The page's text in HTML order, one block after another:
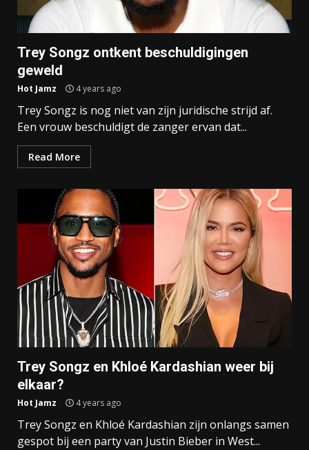
Trey Songz ontkent beschuldigingen
geweld
Hot Jamz 4 years ago
Trey Songz is nog niet van zijn juridische strijd af.
Een vrouw beschuldigt de zanger ervan dat...
Read More
Trey Songz en Khloé Kardashian weer bij
elkaar?
Hot Jamz 4 years ago
Trey Songz en Khloé Kardashian zijn onlangs samen
gespot bij een party van Justin Bieber in West...